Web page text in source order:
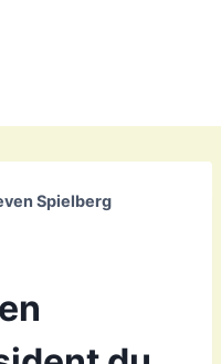
Spielberg